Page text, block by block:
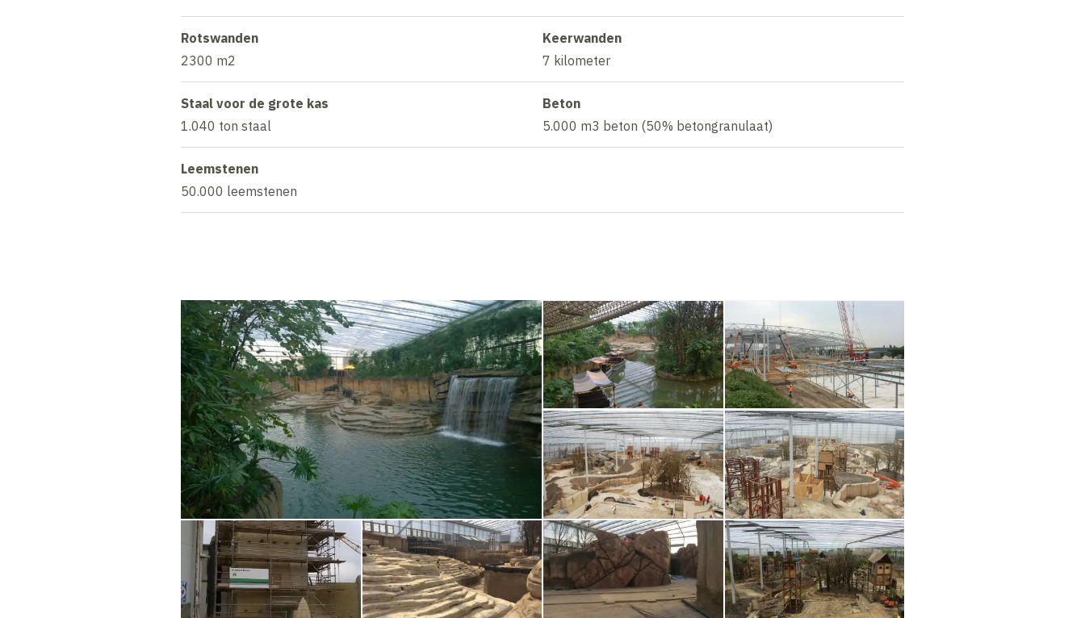
Rotswanden
2300 m2
Keerwanden
7 kilometer
Staal voor de grote kas
1.040 ton staal
Beton
5.000 m3 beton (50% betongranulaat)
Leemstenen
50.000 leemstenen